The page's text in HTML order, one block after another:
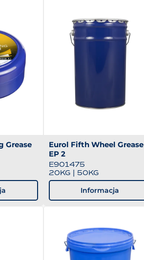
Grease
Eurol Fifth Wheel Grease
EP 2
E901475
20KG
50KG
Informacja